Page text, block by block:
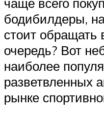
чаще всего
бодибилдеры,
стоит
очередь? Вот
наиболее
разветвленных
рынке